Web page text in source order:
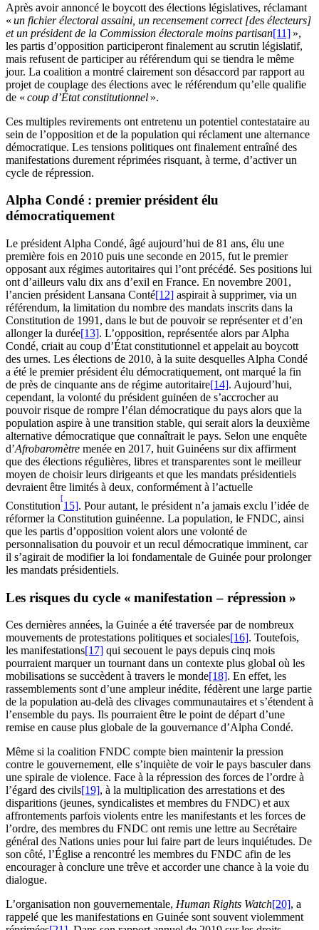
Après avoir annoncé le boycott des élections législatives, réclamant
« un fichier électoral assaini, un recensement correct [des électeurs]
et un président de la Commission électorale moins partisan[11] »,
les partis d’opposition participeront finalement au scrutin législatif,
mais refusent de participer au référendum qui se tiendra le même
jour. La coalition a montré clairement son désaccord par rapport au
projet de couplage des élections avec le référendum qu’elle qualifie
de « coup d’État constitutionnel ».
Ces multiples revirements ont entretenu un potentiel contestataire au
sein de l’opposition et de la population qui réclament une alternance
démocratique. Les tensions politiques ont finalement entraîné des
manifestations durement réprimées risquant, à terme, d’activer un
cycle de répression.
Alpha Condé : premier président élu
démocratiquement
Le président Alpha Condé, âgé aujourd’hui de 81 ans, élu une
première fois en 2010 puis une seconde en 2015, fut le premier
opposant aux régimes autoritaires qui l’ont précédé. Ses positions lui
ont d’ailleurs valu dix ans d’exil en France. En novembre 2001,
l’ancien président Lansana Conté[12] aspirait à supprimer, via un
référendum, la limitation du nombre des mandats inscrits dans la
Constitution de 1991, dans le but de pouvoir se représenter et d’en
allonger la durée[13]. L’opposition, représentée alors par Alpha
Condé, criait au coup d’État constitutionnel et appelait au boycott
des urnes. Les élections de 2010, à la suite desquelles Alpha Condé
a été le premier président élu démocratiquement, ont marqué la fin
de près de cinquante ans de régime autoritaire[14]. Aujourd’hui,
cependant, la volonté du président guinéen de s’accrocher au
pouvoir risque de rompre l’élan démocratique du pays alors que la
population aspire à une transition stable, qui serait alors la deuxième
alternative démocratique que connaîtrait le pays. Selon une enquête
d’Afrobaromètre menée en 2017, huit Guinéens sur dix affirment
que des élections régulières, libres et transparentes sont le meilleur
moyen de choisir leurs dirigeants et que les mandats présidentiels
devraient être limités à deux, conformément à l’actuelle
Constitution
[
15]. Pour autant, le président n’a jamais exclu l’idée de
réformer la Constitution guinéenne. La population, le FNDC, ainsi
que les partis d’opposition voient alors une volonté de
personnalisation du pouvoir et un recul démocratique imminent, car
il s’agirait de modifier la loi fondamentale de Guinée pour prolonger
les mandats présidentiels.
Les risques du cycle « manifestation – répression »
Ces dernières années, la Guinée a été traversée par de nombreux
mouvements de protestations politiques et sociales[16]. Toutefois,
les manifestations[17] qui secouent le pays depuis cinq mois
pourraient marquer un tournant dans un contexte plus global où les
mobilisations se succèdent à travers le monde[18]. En effet, les
rassemblements sont d’une ampleur inédite, fédèrent une large partie
de la population au-delà des clivages communautaires et s’étendent à
l’ensemble du pays. Ils pourraient être le point de départ d’une
remise en cause plus globale de la gouvernance d’Alpha Condé.
Même si la coalition FNDC compte bien maintenir la pression
contre le gouvernement, elle s’inquiète de voir le pays basculer dans
une spirale de violence. Face à la répression des forces de l’ordre à
l’égard des civils[19], à la multiplication des arrestations et des
disparitions (jeunes, syndicalistes et membres du FNDC) et aux
affrontements parfois violents entre les manifestants et les forces de
l’ordre, des membres du FNDC ont remis une lettre au Secrétaire
général des Nations unies pour lui faire part de leurs inquiétudes. De
son côté, l’Église a rencontré les membres du FNDC afin de les
encourager à conclure une trêve et accorder une chance à la voie du
dialogue.
L’organisation non gouvernementale, Human Rights Watch[20], a
rappelé que les manifestations en Guinée sont souvent violemment